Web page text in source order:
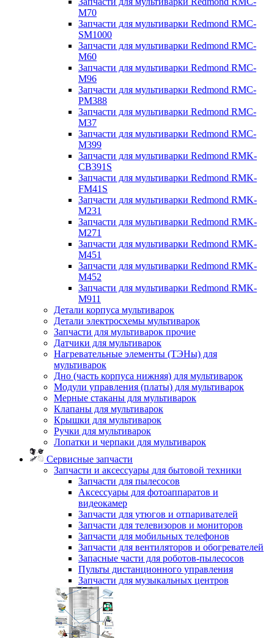
M70
Запчасти для мультиварки Redmond RMC-
SM1000
Запчасти для мультиварки Redmond RMC-
M60
Запчасти для мультиварки Redmond RMC-
M96
Запчасти для мультиварки Redmond RMC-
PM388
Запчасти для мультиварки Redmond RMC-
M37
Запчасти для мультиварки Redmond RMC-
M399
Запчасти для мультиварки Redmond RMK-
CB391S
Запчасти для мультиварки Redmond RMK-
FM41S
Запчасти для мультиварки Redmond RMK-
M231
Запчасти для мультиварки Redmond RMK-
M271
Запчасти для мультиварки Redmond RMK-
M451
Запчасти для мультиварки Redmond RMK-
M452
Запчасти для мультиварки Redmond RMK-
M911
Детали корпуса мультиварок
Детали электросхемы мультиварок
Запчасти для мультиварок прочие
Датчики для мультиварок
Нагревательные элементы (ТЭНы) для
мультиварок
Дно (часть корпуса нижняя) для мультиварок
Модули управления (платы) для мультиварок
Мерные стаканы для мультиварок
Клапаны для мультиварок
Крышки для мультиварок
Ручки для мультиварок
Лопатки и черпаки для мультиварок
Сервисные запчасти
Запчасти и аксессуары для бытовой техники
Запчасти для пылесосов
Аксессуары для фотоаппаратов и
видеокамер
Запчасти для утюгов и отпаривателей
Запчасти для телевизоров и мониторов
Запчасти для мобильных телефонов
Запчасти для вентиляторов и обогревателей
Запасные части для роботов-пылесосов
Пульты дистанционного управления
Запчасти для музыкальных центров